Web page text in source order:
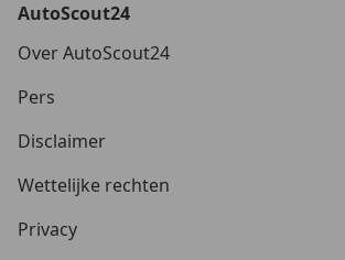
AutoScout24
Over AutoScout24
Pers
Disclaimer
Wettelijke rechten
Privacy